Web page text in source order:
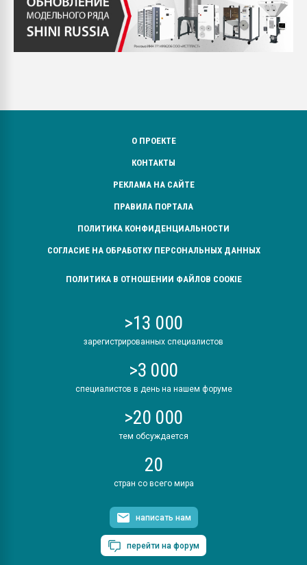
О ПРОЕКТЕ
КОНТАКТЫ
РЕКЛАМА НА САЙТЕ
ПРАВИЛА ПОРТАЛА
ПОЛИТИКА КОНФИДЕНЦИАЛЬНОСТИ
СОГЛАСИЕ НА ОБРАБОТКУ ПЕРСОНАЛЬНЫХ ДАННЫХ
ПОЛИТИКА В ОТНОШЕНИИ ФАЙЛОВ COOKIE
>13 000
зарегистрированных специалистов
>3 000
специалистов в день на нашем форуме
>20 000
тем обсуждается
20
стран со всего мира
написать нам
перейти на форум